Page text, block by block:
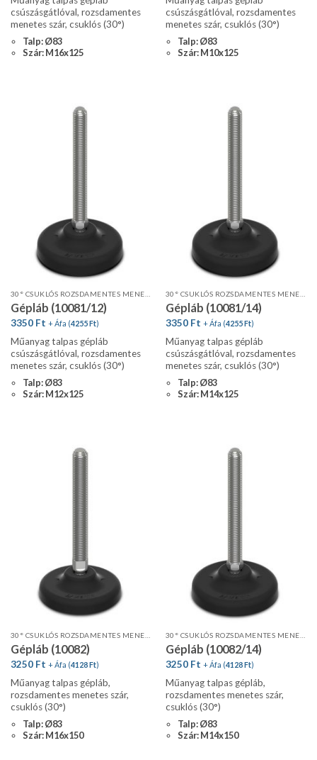
csúszásgátlóval, rozsdamentes
menetes szár, csuklós (30°)
Talp: Ø83
Szár: M16x125
csúszásgátlóval, rozsdamentes
menetes szár, csuklós (30°)
Talp: Ø83
Szár: M10x125
Gépláb (10081/12)
3350 Ft + Áfa (4255Ft)
Műanyag talpas gépláb
csúszásgátlóval, rozsdamentes
menetes szár, csuklós (30°)
Talp: Ø83
Szár: M12x125
Gépláb (10081/14)
3350 Ft + Áfa (4255Ft)
Műanyag talpas gépláb
csúszásgátlóval, rozsdamentes
menetes szár, csuklós (30°)
Talp: Ø83
Szár: M14x125
Gépláb (10082)
3250 Ft + Áfa (4128Ft)
Műanyag talpas gépláb,
rozsdamentes menetes szár,
csuklós (30°)
Talp: Ø83
Szár: M16x150
Gépláb (10082/14)
3250 Ft + Áfa (4128Ft)
Műanyag talpas gépláb,
rozsdamentes menetes szár,
csuklós (30°)
Talp: Ø83
Szár: M14x150